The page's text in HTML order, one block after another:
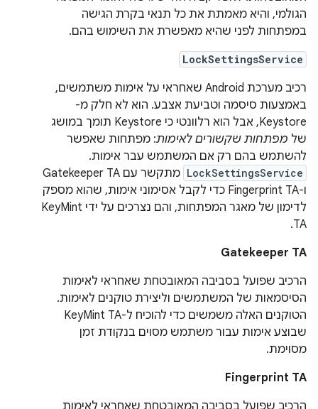
הגולמי, והיא מאמתת את כל תנאי בקרת הגישה
במפתחות לפני שהיא מאפשרת את השימוש בהם.
LockSettingsService
רכיב מערכת Android שאחראי על אימות משתמשים,
באמצעות סיסמה וטביעת אצבע. הוא לא חלק מ-
Keystore, אבל הוא רלוונטי כי Keystore תומך במושג
של מפתחות שקשורים לאימות: מפתחות שאפשר
להשתמש בהם רק אם המשתמש עבר אימות.
LockSettingsService
מתקשר עם Gatekeeper TA
ו-Fingerprint TA כדי לקבל אסימוני אימות, שהוא מספק
לדימון של מאגר המפתחות, והם נצרכים על ידי KeyMint
TA.
Gatekeeper TA
הרכיב שפועל בסביבה המאובטחת שאחראי לאימות
הסיסמאות של המשתמשים וליצירת טוקנים לאימות.
הטוקנים האלה משמשים כדי להוכיח ל-KeyMint TA
שבוצע אימות עבור משתמש מסוים בנקודת זמן
מסוימת.
Fingerprint TA
הרכיב שפועל בסביבה המאובטחת שאחראי לאימות